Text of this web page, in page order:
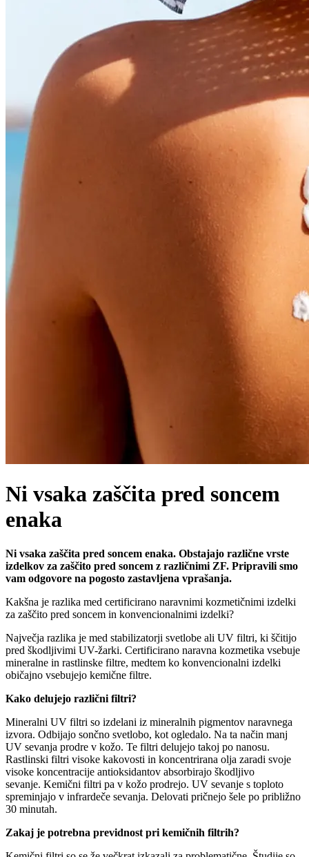
Ni vsaka zaščita pred soncem
enaka
Ni vsaka zaščita pred soncem enaka. Obstajajo različne vrste
izdelkov za zaščito pred soncem z različnimi ZF. Pripravili smo
vam odgovore na pogosto zastavljena vprašanja. ​
Kakšna je razlika med certificirano naravnimi kozmetičnimi izdelki
za zaščito pred soncem in konvencionalnimi izdelki?
Največja razlika je med stabilizatorji svetlobe ali UV filtri, ki ščitijo
pred škodljivimi UV-žarki. Certificirano naravna kozmetika vsebuje
mineralne in rastlinske filtre, medtem ko konvencionalni izdelki
običajno vsebujejo kemične filtre.
Kako delujejo različni filtri?
Mineralni UV filtri so izdelani iz mineralnih pigmentov naravnega
izvora. Odbijajo sončno svetlobo, kot ogledalo. Na ta način manj
UV sevanja prodre v kožo. Te filtri delujejo takoj po nanosu.
Rastlinski filtri visoke kakovosti in koncentrirana olja zaradi svoje
visoke koncentracije antioksidantov absorbirajo škodljivo
sevanje. Kemični filtri pa v kožo prodrejo. UV sevanje s toploto
spreminjajo v infrardeče sevanja. Delovati pričnejo šele po približno
30 minutah.
Zakaj je potrebna previdnost pri kemičnih filtrih?